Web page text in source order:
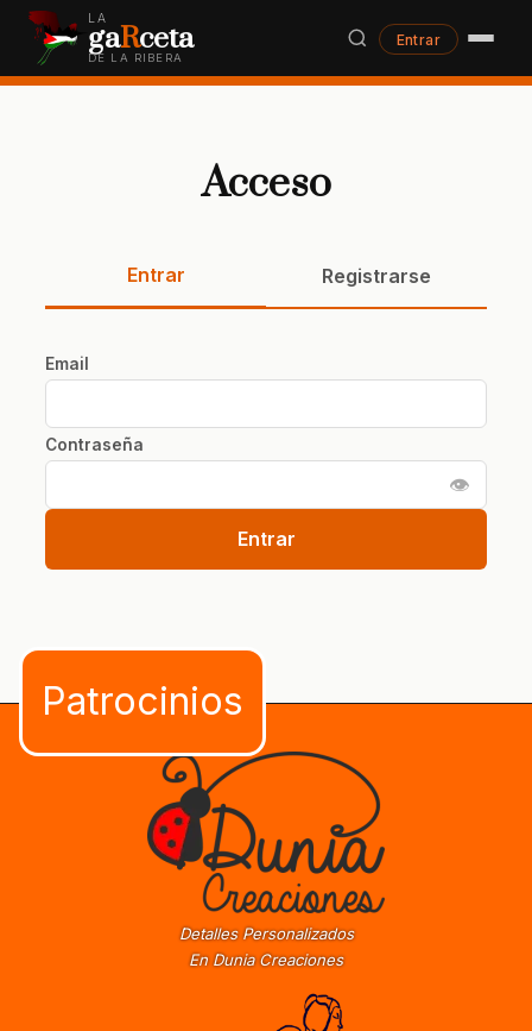
LA
gaRceta
DE LA RIBERA
Entrar
Acceso
Entrar Registrarse
Email
Contraseña
👁
Entrar
Detalles Personalizados
En Dunia Creaciones